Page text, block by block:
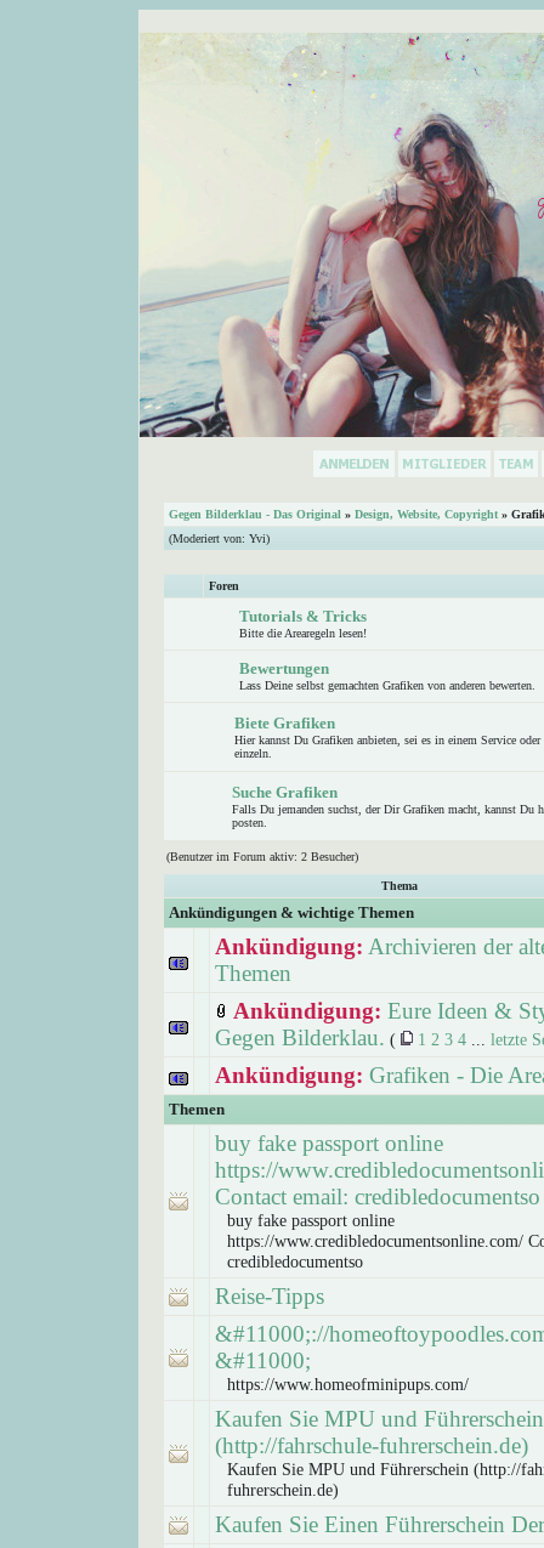
Gegen Bilderklau - Das Original » Design, Website, Copyright »
(Moderiert von: Yvi)
Foren
Tutorials & Tricks
Bitte die Arearegeln lesen!
Bewertungen
Lass Deine selbst gemachten Grafiken von anderen bewerten.
Biete Grafiken
Hier kannst Du Grafiken anbieten, sei es in einem Service oder
einzeln.
Suche Grafiken
Falls Du jemanden suchst, der Dir Grafiken macht, kannst Du
posten.
(Benutzer im Forum aktiv: 2 Besucher)
Thema
Ankündigungen & wichtige Themen
Ankündigung: Archivieren der
Themen
Ankündigung: Eure Ideen &
Gegen Bilderklau. ( 1 2 3 4 letzte
Ankündigung: Grafiken - Die
Themen
buy fake passport online
https://
Contact email: credibledocumentso
buy fake passport online
https://www.credibledocumentsonline.com/
credibledocumentso
Reise-Tipps
&#11000;://
&#11000;
https://www.homeofminipups.com/
Kaufen Sie MPU und Führerschein
(http://fahrschule-fuhrerschein.de)
Kaufen Sie MPU und Führerschein (http://
fuhrerschein.de)
Kaufen Sie Einen Führerschein